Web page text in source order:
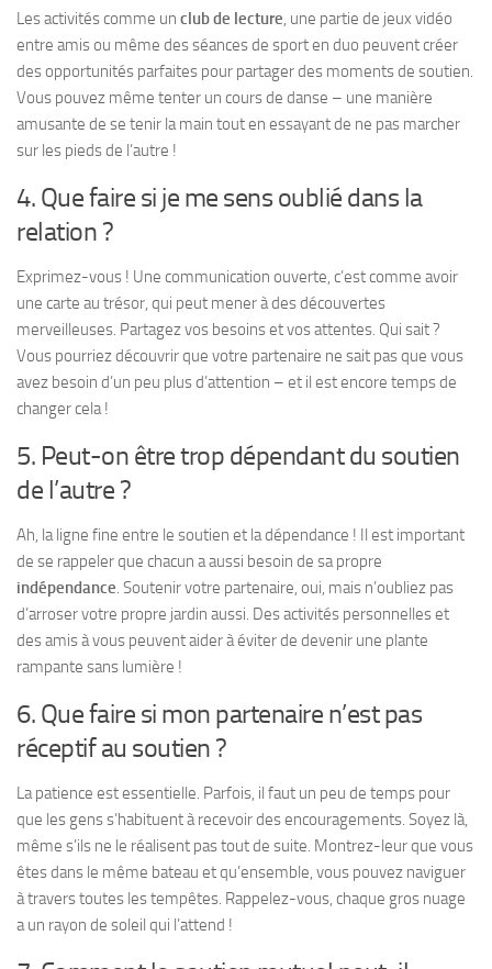
Les activités comme un club de lecture, une partie de jeux vidéo
entre amis ou même des séances de sport en duo peuvent créer
des opportunités parfaites pour partager des moments de soutien.
Vous pouvez même tenter un cours de danse – une manière
amusante de se tenir la main tout en essayant de ne pas marcher
sur les pieds de l’autre !
4. Que faire si je me sens oublié dans la
relation ?
Exprimez-vous ! Une communication ouverte, c’est comme avoir
une carte au trésor, qui peut mener à des découvertes
merveilleuses. Partagez vos besoins et vos attentes. Qui sait ?
Vous pourriez découvrir que votre partenaire ne sait pas que vous
avez besoin d’un peu plus d’attention – et il est encore temps de
changer cela !
5. Peut-on être trop dépendant du soutien
de l’autre ?
Ah, la ligne fine entre le soutien et la dépendance ! Il est important
de se rappeler que chacun a aussi besoin de sa propre
indépendance. Soutenir votre partenaire, oui, mais n’oubliez pas
d’arroser votre propre jardin aussi. Des activités personnelles et
des amis à vous peuvent aider à éviter de devenir une plante
rampante sans lumière !
6. Que faire si mon partenaire n’est pas
réceptif au soutien ?
La patience est essentielle. Parfois, il faut un peu de temps pour
que les gens s’habituent à recevoir des encouragements. Soyez là,
même s’ils ne le réalisent pas tout de suite. Montrez-leur que vous
êtes dans le même bateau et qu’ensemble, vous pouvez naviguer
à travers toutes les tempêtes. Rappelez-vous, chaque gros nuage
a un rayon de soleil qui l’attend !